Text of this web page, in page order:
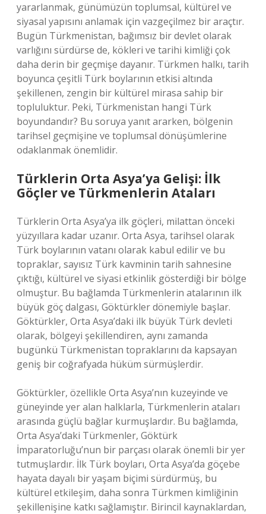
yararlanmak, günümüzün toplumsal, kültürel ve
siyasal yapısını anlamak için vazgeçilmez bir araçtır.
Bugün Türkmenistan, bağımsız bir devlet olarak
varlığını sürdürse de, kökleri ve tarihi kimliği çok
daha derin bir geçmişe dayanır. Türkmen halkı, tarih
boyunca çeşitli Türk boylarının etkisi altında
şekillenen, zengin bir kültürel mirasa sahip bir
topluluktur. Peki, Türkmenistan hangi Türk
boyundandır? Bu soruya yanıt ararken, bölgenin
tarihsel geçmişine ve toplumsal dönüşümlerine
odaklanmak önemlidir.
Türklerin Orta Asya’ya Gelişi: İlk
Göçler ve Türkmenlerin Ataları
Türklerin Orta Asya’ya ilk göçleri, milattan önceki
yüzyıllara kadar uzanır. Orta Asya, tarihsel olarak
Türk boylarının vatanı olarak kabul edilir ve bu
topraklar, sayısız Türk kavminin tarih sahnesine
çıktığı, kültürel ve siyasi etkinlik gösterdiği bir bölge
olmuştur. Bu bağlamda Türkmenlerin atalarının ilk
büyük göç dalgası, Göktürkler dönemiyle başlar.
Göktürkler, Orta Asya’daki ilk büyük Türk devleti
olarak, bölgeyi şekillendiren, aynı zamanda
bugünkü Türkmenistan topraklarını da kapsayan
geniş bir coğrafyada hüküm sürmüşlerdir.
Göktürkler, özellikle Orta Asya’nın kuzeyinde ve
güneyinde yer alan halklarla, Türkmenlerin ataları
arasında güçlü bağlar kurmuşlardır. Bu bağlamda,
Orta Asya’daki Türkmenler, Göktürk
İmparatorluğu’nun bir parçası olarak önemli bir yer
tutmuşlardır. İlk Türk boyları, Orta Asya’da göçebe
hayata dayalı bir yaşam biçimi sürdürmüş, bu
kültürel etkileşim, daha sonra Türkmen kimliğinin
şekillenişine katkı sağlamıştır. Birincil kaynaklardan,